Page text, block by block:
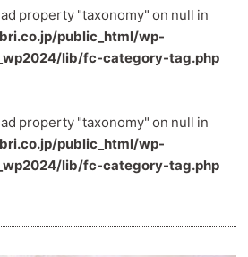
property "taxonomy" on null in
public_html/wp-
lib/fc-category-tag.php
property "taxonomy" on null in
public_html/wp-
lib/fc-category-tag.php